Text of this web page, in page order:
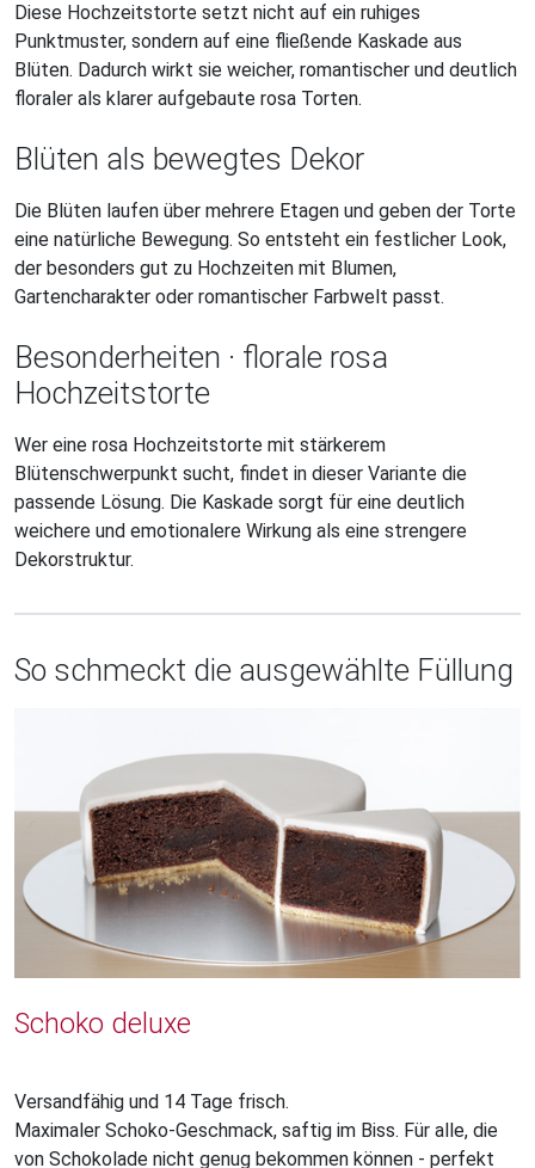
Diese Hochzeitstorte setzt nicht auf ein ruhiges
Punktmuster, sondern auf eine fließende Kaskade aus
Blüten. Dadurch wirkt sie weicher, romantischer und deutlich
floraler als klarer aufgebaute rosa Torten.
Blüten als bewegtes Dekor
Die Blüten laufen über mehrere Etagen und geben der Torte
eine natürliche Bewegung. So entsteht ein festlicher Look,
der besonders gut zu Hochzeiten mit Blumen,
Gartencharakter oder romantischer Farbwelt passt.
Besonderheiten · florale rosa
Hochzeitstorte
Wer eine rosa Hochzeitstorte mit stärkerem
Blütenschwerpunkt sucht, findet in dieser Variante die
passende Lösung. Die Kaskade sorgt für eine deutlich
weichere und emotionalere Wirkung als eine strengere
Dekorstruktur.
So schmeckt die ausgewählte Füllung
Schoko deluxe
Versandfähig und 14 Tage frisch.
Maximaler Schoko-Geschmack, saftig im Biss. Für alle, die
von Schokolade nicht genug bekommen können - perfekt